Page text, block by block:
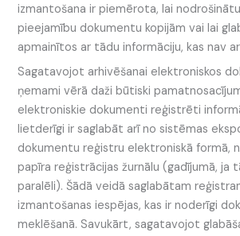
izmantošana ir piemērota, lai
pieejamību dokumentu kopijām vai lai
apmainītos ar tādu informāciju, kas nav
Sagatavojot arhivēšanai elektroniskos
ņemami vērā daži būtiski
elektroniskie dokumenti reģistrēti
lietderīgi ir saglabāt arī no sistēmas
dokumentu reģistru elektroniskā formā,
papīra reģistrācijas žurnālu (gadījumā, ja
paralēli). Šādā veidā saglabātam
izmantošanas iespējas, kas ir noderīgi
meklēšanā. Savukārt, sagatavojot